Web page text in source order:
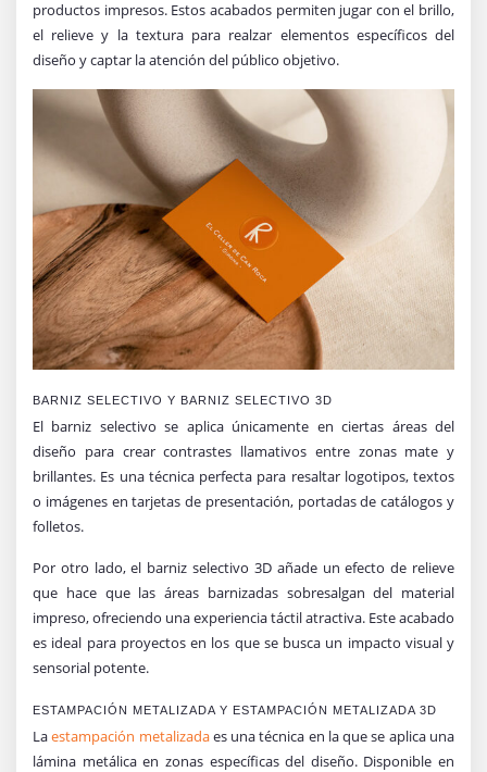
productos impresos. Estos acabados permiten jugar con el brillo,
el relieve y la textura para realzar elementos específicos del
diseño y captar la atención del público objetivo.
BARNIZ SELECTIVO Y BARNIZ SELECTIVO 3D
El barniz selectivo se aplica únicamente en ciertas áreas del
diseño para crear contrastes llamativos entre zonas mate y
brillantes. Es una técnica perfecta para resaltar logotipos, textos
o imágenes en tarjetas de presentación, portadas de catálogos y
folletos.
Por otro lado, el barniz selectivo 3D añade un efecto de relieve
que hace que las áreas barnizadas sobresalgan del material
impreso, ofreciendo una experiencia táctil atractiva. Este acabado
es ideal para proyectos en los que se busca un impacto visual y
sensorial potente.
ESTAMPACIÓN METALIZADA Y ESTAMPACIÓN METALIZADA 3D
Laestampación metalizadaes una técnica en la que se aplica una
lámina metálica en zonas específicas del diseño. Disponible en